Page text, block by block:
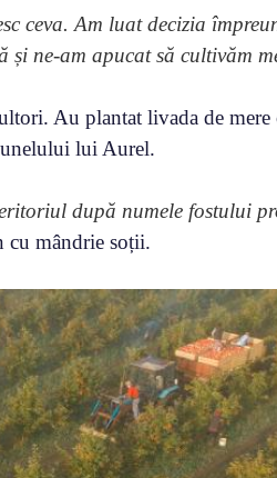
ceva. Am luat decizia
ne-am apucat să cultivăm
Au plantat livada de mere
lui Aurel.
după numele fostului
cu mândrie soții.